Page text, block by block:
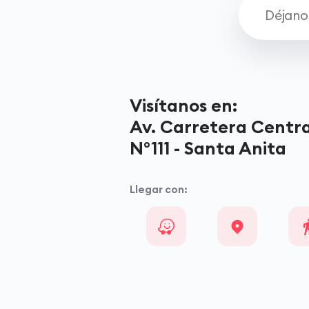
Visítanos en:
Av. Carretera
N°111 - Santa Anita
Llegar con: